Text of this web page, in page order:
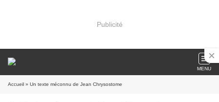
Publicité
MENU
Accueil » Un texte méconnu de Jean Chrysostome